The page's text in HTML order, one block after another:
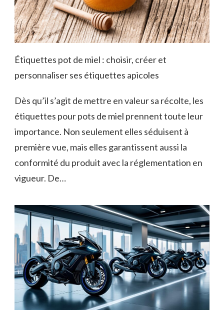
Étiquettes pot de miel : choisir, créer et
personnaliser ses étiquettes apicoles
Dès qu’il s’agit de mettre en valeur sa récolte, les
étiquettes pour pots de miel prennent toute leur
importance. Non seulement elles séduisent à
première vue, mais elles garantissent aussi la
conformité du produit avec la réglementation en
vigueur. De…